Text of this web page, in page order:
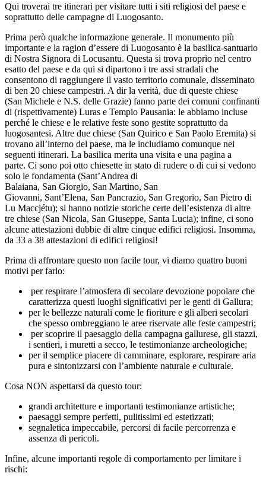
Qui troverai tre itinerari per visitare tutti i siti religiosi del paese e
soprattutto delle campagne di Luogosanto.
Prima però qualche informazione generale. Il monumento più
importante e la ragion d’essere di Luogosanto è la basilica-santuario
di Nostra Signora di Locusantu. Questa si trova proprio nel centro
esatto del paese e da qui si dipartono i tre assi stradali che
consentono di raggiungere il vasto territorio comunale, disseminato
di ben 20 chiese campestri. A dir la verità, due di queste chiese
(San Michele e N.S. delle Grazie) fanno parte dei comuni confinanti
di (rispettivamente) Luras e Tempio Pausania: le abbiamo incluse
perché le chiese e le relative feste sono gestite soprattutto da
luogosantesi. Altre due chiese (San Quirico e San Paolo Eremita) si
trovano all’interno del paese, ma le includiamo comunque nei
seguenti itinerari. La basilica merita una visita e una pagina a
parte. Ci sono poi otto chiesette in stato di rudere o di cui si vedono
solo le fondamenta (Sant’Andrea di
Balaiana, San Giorgio, San Martino, San
Giovanni, Sant’Elena, San Pancrazio, San Gregorio, San Pietro di
Lu Maccjétu); si hanno notizie storiche certe dell’esistenza di altre
tre chiese (San Nicola, San Giuseppe, Santa Lucia); infine, ci sono
alcune attestazioni dubbie di altre cinque edifici religiosi. Insomma,
da 33 a 38 attestazioni di edifici religiosi!
Prima di affrontare questo non facile tour, vi diamo quattro buoni
motivi per farlo:
per respirare l’atmosfera di secolare devozione popolare che
caratterizza questi luoghi significativi per le genti di Gallura;
per le bellezze naturali come le fioriture e gli alberi secolari
che spesso ombreggiano le aree riservate alle feste campestri;
per scoprire il paesaggio della campagna gallurese, gli stazzi,
i sentieri, i muretti a secco, le testimonianze archeologiche;
per il semplice piacere di camminare, esplorare, respirare aria
pura e sintonizzarsi con l’ambiente naturale e culturale.
Cosa NON aspettarsi da questo tour:
grandi architetture e importanti testimonianze artistiche;
paesaggi sempre perfetti, pulitissimi ed estetizzati;
segnaletica impeccabile, percorsi di facile percorrenza e
assenza di pericoli.
Infine, alcune importanti regole di comportamento per limitare i
rischi: